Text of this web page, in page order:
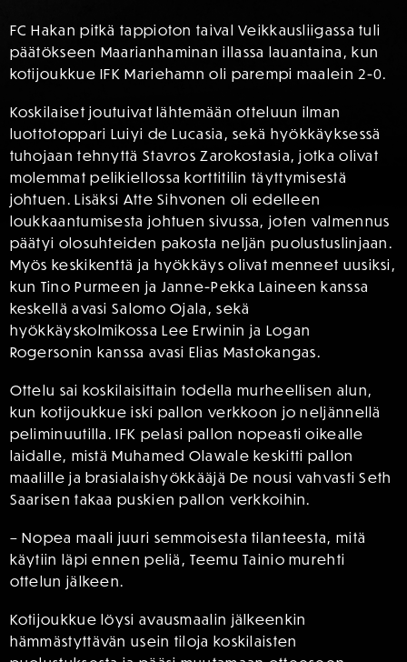
FC Hakan pitkä tappioton taival Veikkausliigassa tuli
päätökseen Maarianhaminan illassa lauantaina, kun
kotijoukkue IFK Mariehamn oli parempi maalein 2-0.
Koskilaiset joutuivat lähtemään otteluun ilman
luottotoppari Luiyi de Lucasia, sekä hyökkäyksessä
tuhojaan tehnyttä Stavros Zarokostasia, jotka olivat
molemmat pelikiellossa korttitilin täyttymisestä
johtuen. Lisäksi Atte Sihvonen oli edelleen
loukkaantumisesta johtuen sivussa, joten valmennus
päätyi olosuhteiden pakosta neljän puolustuslinjaan.
Myös keskikenttä ja hyökkäys olivat menneet uusiksi,
kun Tino Purmeen ja Janne-Pekka Laineen kanssa
keskellä avasi Salomo Ojala, sekä
hyökkäyskolmikossa Lee Erwinin ja Logan
Rogersonin kanssa avasi Elias Mastokangas.
Ottelu sai koskilaisittain todella murheellisen alun,
kun kotijoukkue iski pallon verkkoon jo neljännellä
peliminuutilla. IFK pelasi pallon nopeasti oikealle
laidalle, mistä Muhamed Olawale keskitti pallon
maalille ja brasialaishyökkääjä De nousi vahvasti Seth
Saarisen takaa puskien pallon verkkoihin.
– Nopea maali juuri semmoisesta tilanteesta, mitä
käytiin läpi ennen peliä, Teemu Tainio murehti
ottelun jälkeen.
Kotijoukkue löysi avausmaalin jälkeenkin
hämmästyttävän usein tiloja koskilaisten